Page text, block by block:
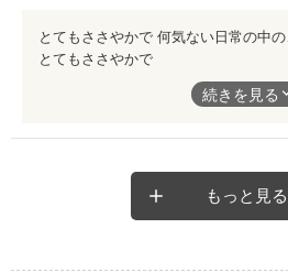
とてもささやかで
人の気持ちが動く一瞬を
爽やかで、でも深くて
読み終えて元気になるような、
続きを見る
もっと見る